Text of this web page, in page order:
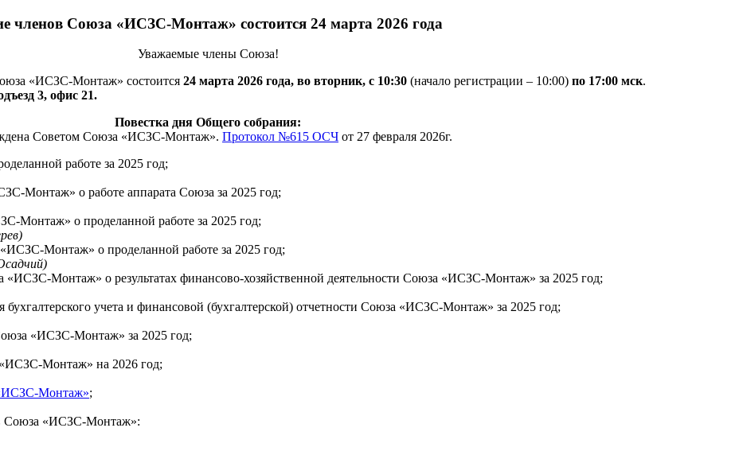
членов Союза «ИСЗС-Монтаж» состоится 24 марта 2026 года
Уважаемые члены Союза!
«ИСЗС-Монтаж» состоится 24 марта 2026 года, во вторник, с 10:30 (начало регистрации – 10:00) по 17:00 мск.
3, офис 21.
Повестка дня Общего собрания:
Советом Союза «ИСЗС-Монтаж». Протокол №615 ОСЧ от 27 февраля 2026г.
работе за 2025 год;
Монтаж» о работе аппарата Союза за 2025 год;
Монтаж» о проделанной работе за 2025 год;
Монтаж» о проделанной работе за 2025 год;
«ИСЗС-Монтаж» о результатах финансово-хозяйственной деятельности Союза «ИСЗС-Монтаж» за 2025 год;
бухгалтерского учета и финансовой (бухгалтерской) отчетности Союза «ИСЗС-Монтаж» за 2025 год;
«ИСЗС-Монтаж» за 2025 год;
Монтаж» на 2026 год;
Монтаж»;
Союза «ИСЗС-Монтаж»: